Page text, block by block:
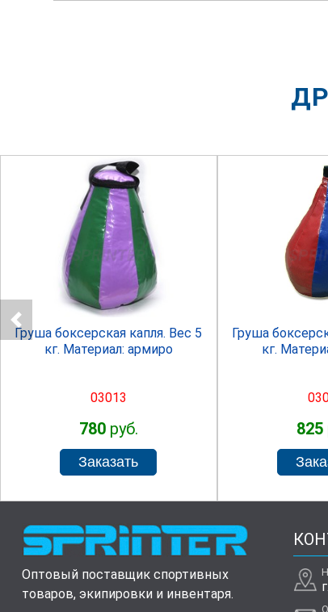
SPRINTER
Груша боксерская капля. Вес 5
кг. Материал: армиро
03013
780руб.
Груша
кг.
825
Оптовый поставщик спортивных
товаров, экипировки и инвентаря.